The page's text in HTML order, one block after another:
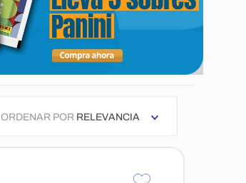
ORDENAR POR RELEVANCIA